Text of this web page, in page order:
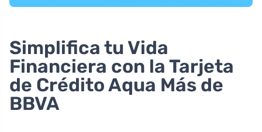
Simplifica tu Vida
Financiera con la Tarjeta
de Crédito Aqua Más de
BBVA